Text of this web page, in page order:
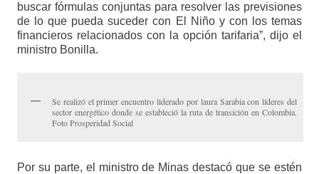
buscar fórmulas conjuntas para resolver las previsiones
de lo que pueda suceder con El Niño y con los temas
financieros relacionados con la opción tarifaria”, dijo el
ministro Bonilla.
Se realizó el primer encuentro liderado por laura Sarabia con líderes del
sector energético donde se estableció la ruta de transición en Colombia.
Foto Prosperidad Social
Por su parte, el ministro de Minas destacó que se estén